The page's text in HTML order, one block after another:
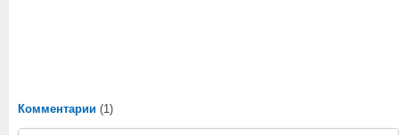
Комментарии (1)